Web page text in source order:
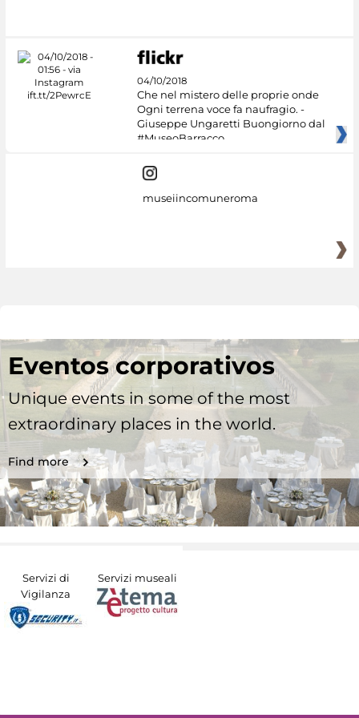
04/10/2018
Che nel mistero delle proprie onde
Ogni terrena voce fa naufragio. -
Giuseppe Ungaretti Buongiorno dal
#MuseoBarracco
museiincomuneroma
Eventos corporativos
Unique events in some of the most
extraordinary places in the world.
Find more
Servizi di
Vigilanza
Servizi museali